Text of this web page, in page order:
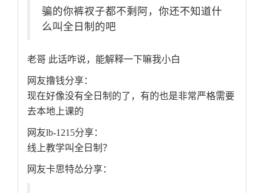
骗的你裤衩子都不剩阿，你还不知道什
么叫全日制的吧
老哥 此话咋说，能解释一下嘛我小白
网友撸钱分享：
现在好像没有全日制的了，有的也是非常严格需要
去本地上课的
网友lb-1215分享：
线上教学叫全日制？
网友卡思特怂分享：